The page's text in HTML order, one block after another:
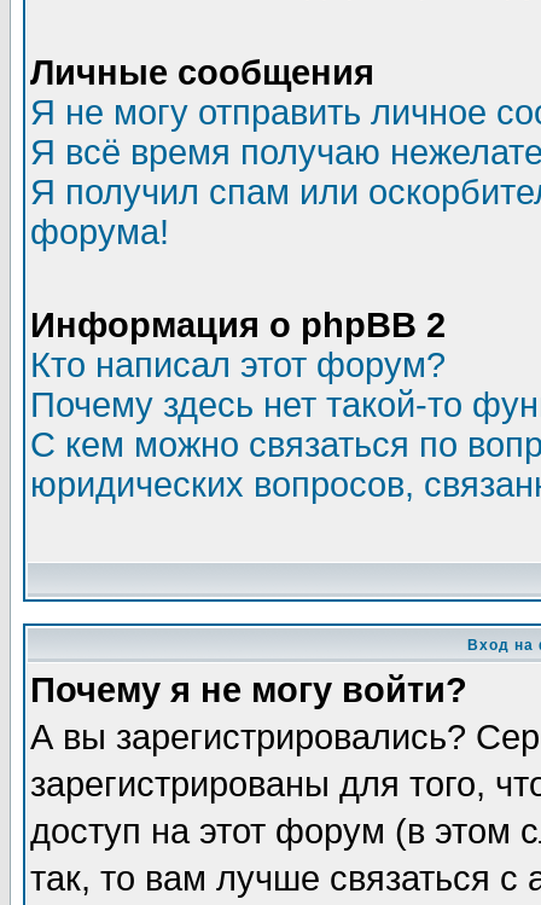
Личные сообщения
Я не могу отправить личное
Я всё время получаю
Я получил спам или
форума!
Информация о phpBB 2
Кто написал этот форум?
Почему здесь нет такой-то
С кем можно связаться по
юридических вопросов,
Вход на
Почему я не могу войти?
А вы зарегистрировались?
зарегистрированы для того,
доступ на этот форум (в этом
так, то вам лучше связаться